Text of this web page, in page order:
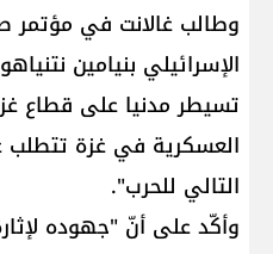
وطالب غالانت في مؤتمر
الإسرائيلي بنيامين
تسيطر مدنيا على قطاع
العسكرية في غزة تتطلب
التالي للحرب".
وأكّد على أنّ "جهوده